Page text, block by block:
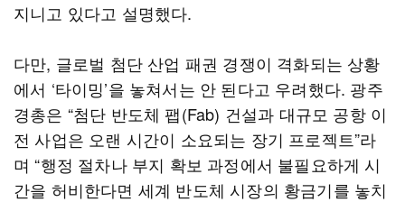
지니고 있다고 설명했다.
다만, 글로벌 첨단 산업 패권 경쟁이 격화되는 상황
에서 ‘타이밍’을 놓쳐서는 안 된다고 우려했다. 광주
경총은 “첨단 반도체 팹(Fab) 건설과 대규모 공항 이
전 사업은 오랜 시간이 소요되는 장기 프로젝트”라
며 “행정 절차나 부지 확보 과정에서 불필요하게 시
간을 허비한다면 세계 반도체 시장의 황금기를 놓치